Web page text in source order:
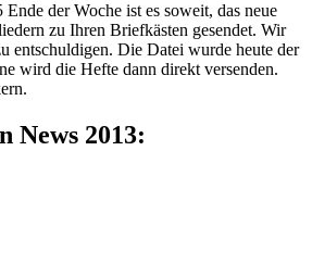
Ende der Woche ist es soweit, das neue
zu Ihren Briefkästen gesendet. Wir
entschuldigen. Die Datei wurde heute der
wird die Hefte dann direkt versenden.
News 2013: